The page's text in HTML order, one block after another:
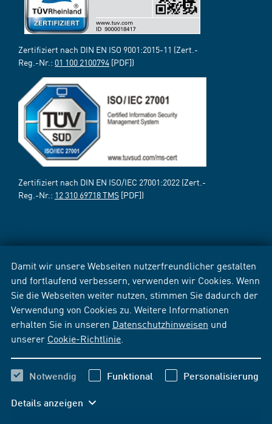
Damit wir unsere Webseiten nutzerfreundlicher gestalten
und fortlaufend verbessern, verwenden wir Cookies. Wenn
Sie die Webseiten weiter nutzen, stimmen Sie dadurch der
Verwendung von Cookies zu. Weitere Informationen
erhalten Sie in unseren Datenschutzhinweisen und
unserer Cookie-Richtlinie
Notwendig Funktional Personalisierung
Details anzeigen
Zertifiziert nach DIN EN ISO 9001:2015-11 (Zert.-
Reg.-Nr.: 01 100 2100794 [PDF])
Zertifiziert nach DIN EN ISO/IEC 27001:2022 (Zert.-
Reg.-Nr.: 12 310 69718 TMS [PDF])